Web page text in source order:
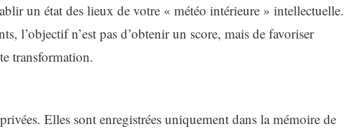
un état des lieux de votre « météo intérieure » intellectuelle.
l’objectif n’est pas d’obtenir un score, mais de favoriser
transformation.
Elles sont enregistrées uniquement dans la mémoire de